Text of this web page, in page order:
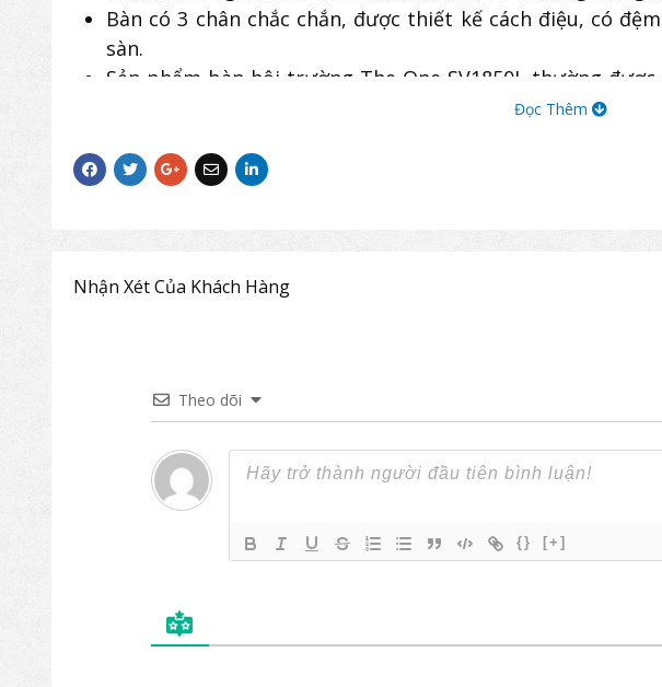
Bàn có 3 chân chắc chắn, được thiết kế cách điệu, có
sàn.
Sản phẩm bàn hội trường The One SV1850L thường
One, tạo nên sự trang nghiêm, chuyên nghiệp cho không
Đọc Thêm
Nhận Xét Của Khách Hàng
Theo dõi
{} [+]